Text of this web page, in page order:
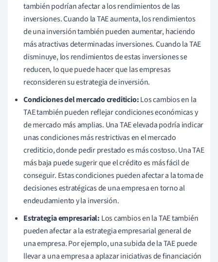
también podrían afectar a los rendimientos de las
inversiones. Cuando la TAE aumenta, los rendimientos
de una inversión también pueden aumentar, haciendo
más atractivas determinadas inversiones. Cuando la TAE
disminuye, los rendimientos de estas inversiones se
reducen, lo que puede hacer que las empresas
reconsideren su estrategia de inversión.
Condiciones del mercado crediticio:Los cambios en la
TAE también pueden reflejar condiciones económicas y
de mercado más amplias. Una TAE elevada podría indicar
unas condiciones más restrictivas en el mercado
crediticio, donde pedir prestado es más costoso. Una TAE
más baja puede sugerir que el crédito es más fácil de
conseguir. Estas condiciones pueden afectar a la toma de
decisiones estratégicas de una empresa en torno al
endeudamiento y la inversión.
Estrategia empresarial: Los cambios en la TAE también
pueden afectar a la estrategia empresarial general de
una empresa. Por ejemplo, una subida de la TAE puede
llevar a una empresa a aplazar iniciativas de financiación